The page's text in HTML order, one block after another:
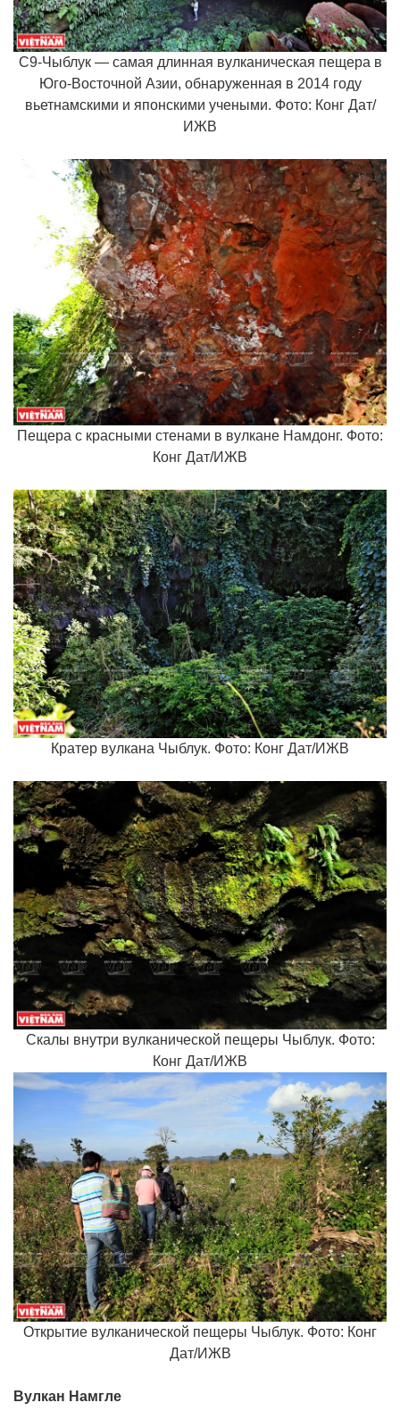
C9-Чыблук — самая длинная вулканическая пещера в
Юго-Восточной Азии, обнаруженная в 2014 году
вьетнамскими и японскими учеными. Фото: Конг Дат/
ИЖВ
Пещера с красными стенами в вулкане Намдонг. Фото:
Конг Дат/ИЖВ
Кратер вулкана Чыблук. Фото: Конг Дат/ИЖВ
Скалы внутри вулканической пещеры Чыблук. Фото:
Конг Дат/ИЖВ
Открытие вулканической пещеры Чыблук. Фото: Конг
Дат/ИЖВ
Вулкан Намгле